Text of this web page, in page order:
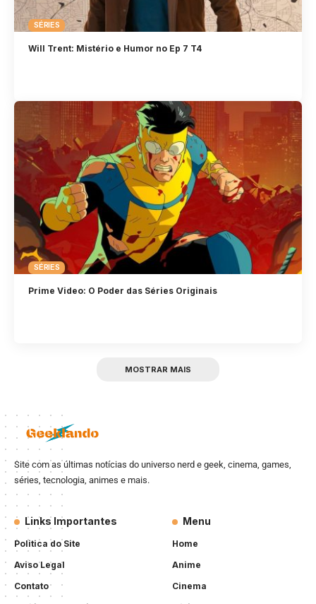
SÉRIES
Will Trent: Mistério e Humor no Ep 7 T4
SÉRIES
Prime Video: O Poder das Séries Originais
MOSTRAR MAIS
Site com as últimas notícias do universo nerd e geek, cinema, games,
séries, tecnologia, animes e mais.
Links Importantes
Politica do Site
Aviso Legal
Contato
Menu
Home
Anime
Cinema